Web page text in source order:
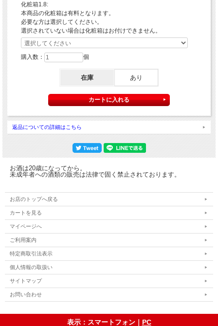
化粧箱1.8:
本商品の化粧箱は有料となります。
必要な方は選択してください。
選択されていない場合は化粧箱はお付けできません。
購入数： 個
在庫 あり
返品についての詳細はこちら
お酒は20歳になってから。
未成年者への酒類の販売は法律で固く禁止されております。
お店のトップへ戻る
カートを見る
マイページへ
ご利用案内
特定商取引法表示
個人情報の取扱い
サイトマップ
お問い合わせ
表示：スマートフォン｜ PC